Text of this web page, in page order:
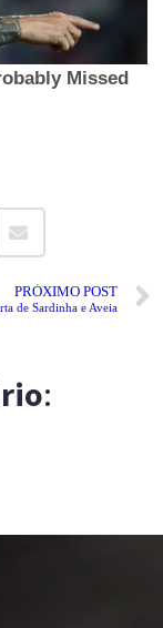
PRÓXIMO POST
de Sardinha e Aveia
: